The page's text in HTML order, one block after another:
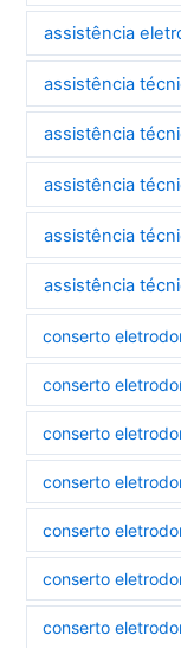
assistência
assistência
assistência
assistência
assistência
assistência
conserto
conserto
conserto
conserto
conserto
conserto
conserto